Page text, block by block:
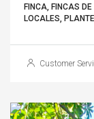
FINCA, FINCAS
LOCALES,
Customer